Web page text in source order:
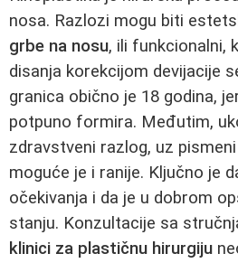
nosa. Razlozi mogu biti
grbe na nosu, ili funkcionalni,
disanja korekcijom devijacije
granica obično je 18 godina,
potpuno formira. Međutim,
zdravstveni razlog, uz
moguće je i ranije. Ključno je
očekivanja i da je u dobrom
stanju. Konzultacije sa
klinici za plastičnu hirurgiju